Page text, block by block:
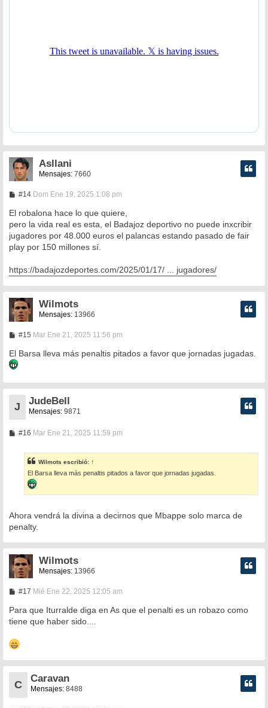
Asllani
Mensajes: 7660
#14M
n
s
a
j
Dom Ene 19, 2025 1:08 pm
El robalona hace lo que quiere,
pero la vida real es esta, el Badajoz deportivo no puede inxcribir
jugadores por 48.000 euros el palancas estando pasado de fair
play por 150 millones sí.
https://badajozdeportes.com/2025/01/17/ ... jugadores/
Wilmots
Mensajes: 13966
#15M
n
s
e
Mar Ene 21, 2025 11:56 pm
El Barsa lleva más penaltis pitados a favor que jornadas jugadas.
J
JudeBell
Mensajes: 9871
#16M
s
a
j
e
Mar Ene 21, 2025 11:59 pm
Wilmots escribió: ↑
El Barsa lleva más penaltis pitados a favor que jornadas jugadas.
Ahora vendrá la divina a decirnos que Mbappe solo marca de
penalty.
Wilmots
Mensajes: 13966
#17M
n
s
a
Mié Ene 22, 2025 12:05 am
Para que Iturralde diga en As que el penalti es un robazo como
tiene que haber sido....
C
Caravan
Mensajes: 8488